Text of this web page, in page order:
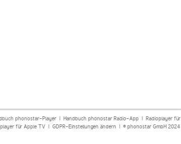
phonostar-Player| Handbuch phonostar Radio-App| Radioplayer für
für Apple TV| GDPR-Einstellungen ändern | © phonostar GmbH 2024